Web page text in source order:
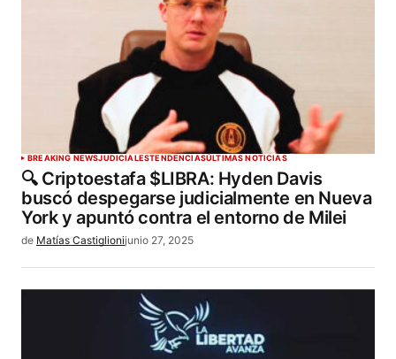
BREAKING NEWSJUDICIALESTENDENCIASÚLTIMAS NOTICIAS
🔍 Criptoestafa $LIBRA: Hyden Davis
buscó despegarse judicialmente en Nueva
York y apuntó contra el entorno de Milei
de Matías Castiglionijunio 27, 2025